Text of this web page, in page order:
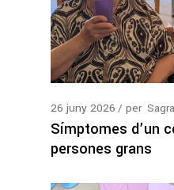
26 juny 2026 per
Símptomes d’un
persones grans